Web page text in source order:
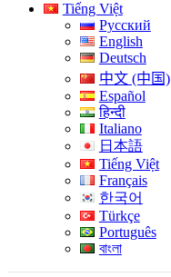
Tiếng Việt
Русский
English
Deutsch
中文 (中国)
Español
हिन्दी
Italiano
日本語
Tiếng Việt
Français
한국어
Türkçe
Português
বাংলা